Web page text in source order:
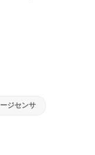
ジセンサ